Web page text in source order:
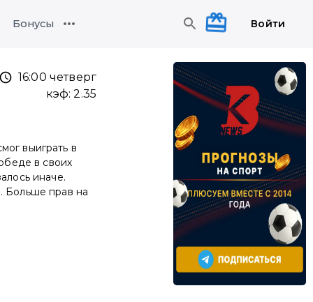
Бонусы Войти
16:00 четверг
кэф:2.35
выиграть в
в своих
иначе.
Больше прав на